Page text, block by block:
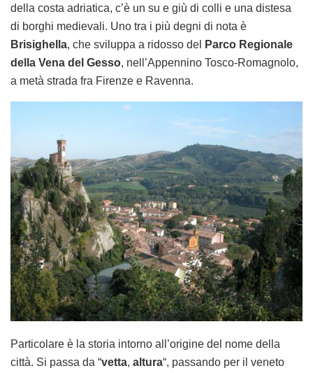
della costa adriatica, c’è un su e giù di colli e una distesa
di borghi medievali. Uno tra i più degni di nota è
Brisighella, che sviluppa a ridosso del
Parco Regionale
della Vena del Gesso, nell’Appennino Tosco-Romagnolo,
a metà strada fra Firenze e Ravenna.
Particolare è la storia intorno all’origine del nome della
città. Si passa da “vetta, altura“, passando per il veneto